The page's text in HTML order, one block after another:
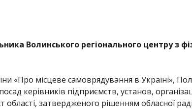
Волинського регіонального центру з
«Про місцеве самоврядування в Україні»,
керівників підприємств, установ,
області, затвердженого рішенням обласної